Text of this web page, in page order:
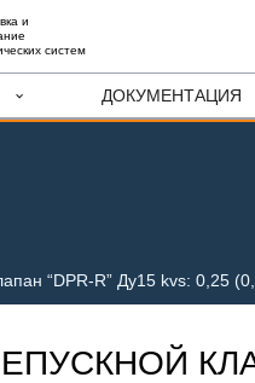
и
систем
ДОКУМЕНТАЦИЯ
“DPR-R” Ду15 kvs: 0,25